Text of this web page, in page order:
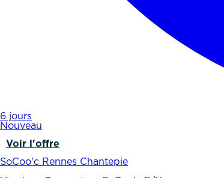
6 jours
Nouveau
Voir l'offre
SoCoo'c Rennes Chantepie